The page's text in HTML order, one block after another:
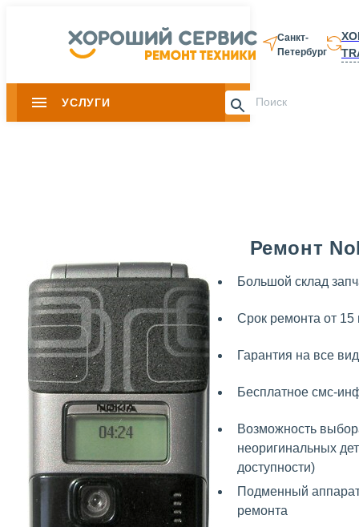
Санкт-
Петербург
УСЛУГИ 8 812 337-
Ремонт
Большой склад
Срок ремонта от 15
Гарантия на все
Бесплатное смс-
Возможность
неоригинальных
доступности)
Подменный
ремонта